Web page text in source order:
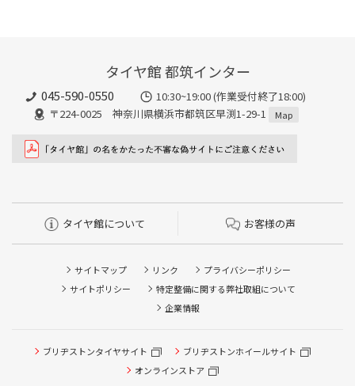
タイヤ館 都筑インター
045-590-0550
10:30~19:00 (作業受付終了18:00)
〒224-0025 神奈川県横浜市都筑区早渕1-29-1
Map
タイヤ館について お客様の声
サイトマップ リンク
プライバシーポリシー
サイトポリシー
特定整備に関する弊社取組について
企業情報
ブリヂストンタイヤサイト
ブリヂストンホイールサイト
オンラインストア
タイヤ点検・安全点検/タイヤ履き替え/オイル交換/その他
ピット作業の予約